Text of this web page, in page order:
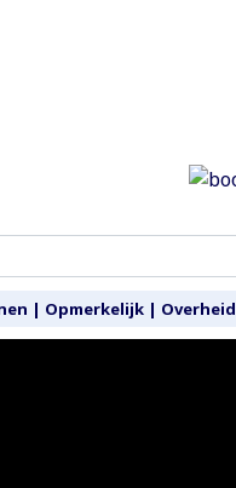
| Opmerkelijk | Overheid